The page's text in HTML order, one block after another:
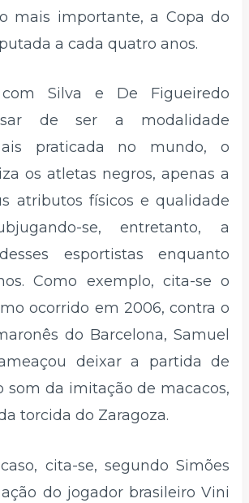
mais importante, a Copa do
a cada quatro anos.
Silva e De Figueiredo
de ser a modalidade
praticada no mundo, o
os atletas negros, apenas a
atributos físicos e qualidade
se, entretanto, a
esportistas enquanto
Como exemplo, cita-se o
ocorrido em 2006, contra o
do Barcelona, Samuel
deixar a partida de
som da imitação de macacos,
torcida do Zaragoza.
cita-se, segundo Simões
do jogador brasileiro Vini